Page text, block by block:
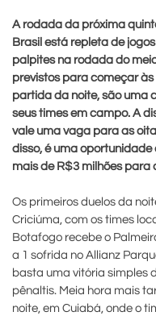
A rodada da próxima
Brasil está repleta de
palpites na rodada do
previstos para começar
partida da noite, são uma
seus times em campo. A
vale uma vaga para as
disso, é uma
mais de R$3 milhões para
Os primeiros duelos da
Criciúma, com os times
Botafogo recebe o
a 1 sofrida no Allianz
basta uma vitória simples
pênaltis. Meia hora mais
noite, em Cuiabá, onde o